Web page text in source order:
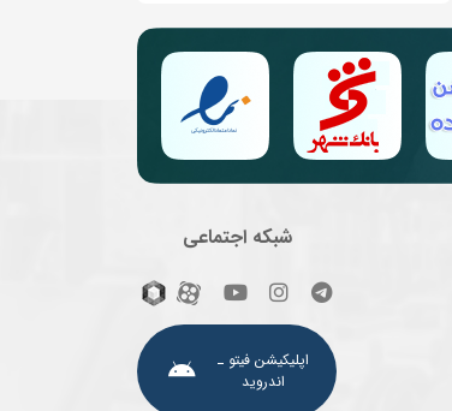
شبکه اجتماعی
اپلیکیشن فیتو ـ
اندروید